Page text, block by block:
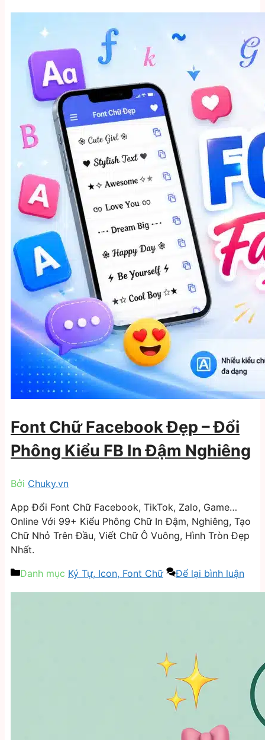
Font Chữ Facebook Đẹp – Đổi
Phông Kiểu FB In Đậm Nghiêng
Bởi Chuky.vn
App Đổi Font Chữ Facebook, TikTok, Zalo, Game…
Online Với 99+ Kiểu Phông Chữ In Đậm, Nghiêng, Tạo
Chữ Nhỏ Trên Đầu, Viết Chữ Ô Vuông, Hình Tròn Đẹp
Nhất.
Danh mục Ký Tự, Icon, Font Chữ Để lại bình luận